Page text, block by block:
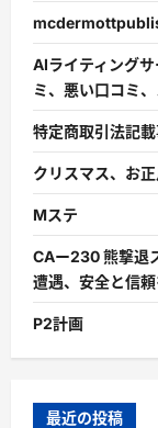
AIライティング
ミ、悪い口コミ
特定商取引法記
クリスマス、お
Mステ
CAー230 熊撃退
遭遇、安全と信頼
P2計画
最近の投稿